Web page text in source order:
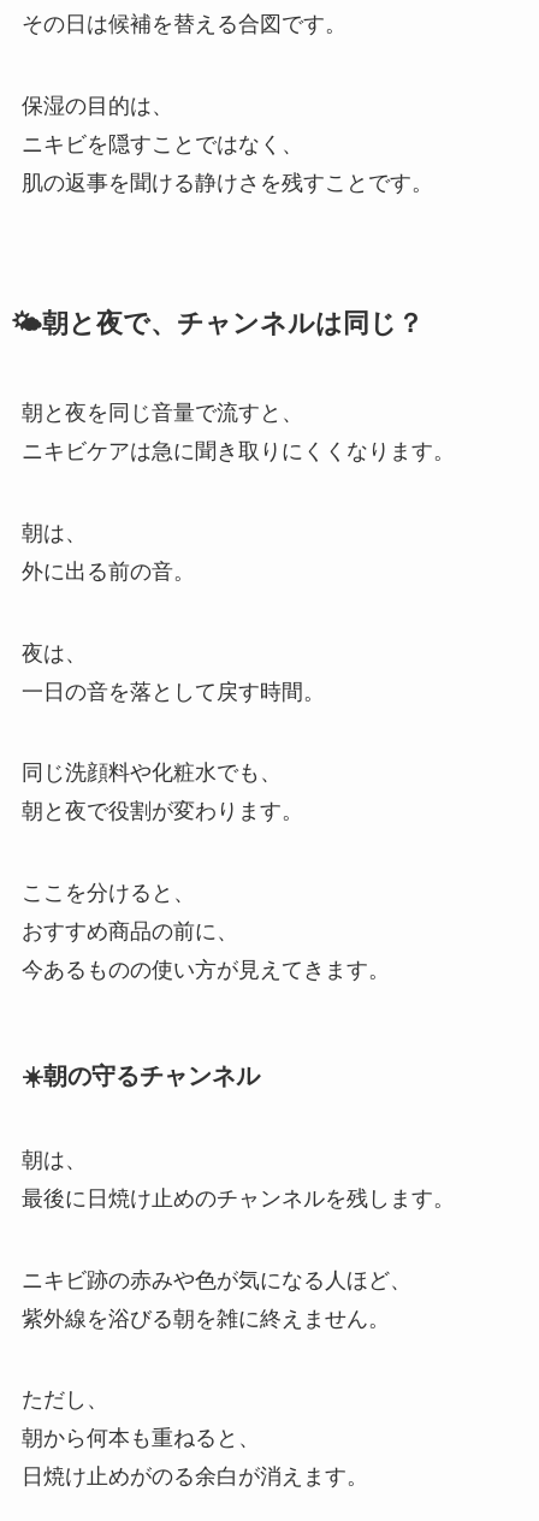
その日は候補を替える合図です。
保湿の目的は、
ニキビを隠すことではなく、
肌の返事を聞ける静けさを残すことです。
🌤️朝と夜で、チャンネルは同じ？
朝と夜を同じ音量で流すと、
ニキビケアは急に聞き取りにくくなります。
朝は、
外に出る前の音。
夜は、
一日の音を落として戻す時間。
同じ洗顔料や化粧水でも、
朝と夜で役割が変わります。
ここを分けると、
おすすめ商品の前に、
今あるものの使い方が見えてきます。
☀️朝の守るチャンネル
朝は、
最後に日焼け止めのチャンネルを残します。
ニキビ跡の赤みや色が気になる人ほど、
紫外線を浴びる朝を雑に終えません。
ただし、
朝から何本も重ねると、
日焼け止めがのる余白が消えます。